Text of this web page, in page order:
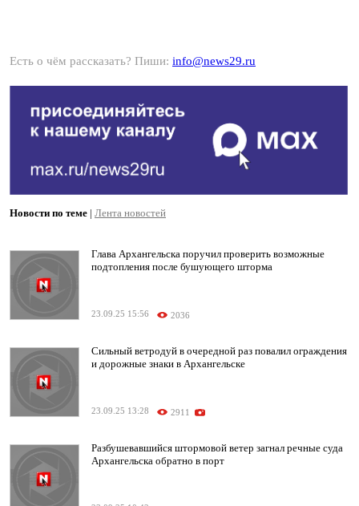
Есть о чём рассказать? Пиши: info@news29.ru
Новости по теме | Лента новостей
Глава Архангельска поручил проверить возможные
подтопления после бушующего шторма
23.09.25 15:56 2036
Сильный ветродуй в очередной раз повалил ограждения
и дорожные знаки в Архангельске
23.09.25 13:28 2911
Разбушевавшийся штормовой ветер загнал речные суда
Архангельска обратно в порт